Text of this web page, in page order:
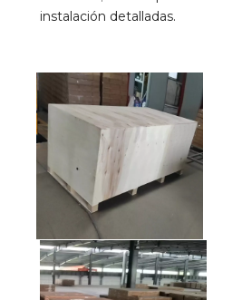
instalación detalladas.